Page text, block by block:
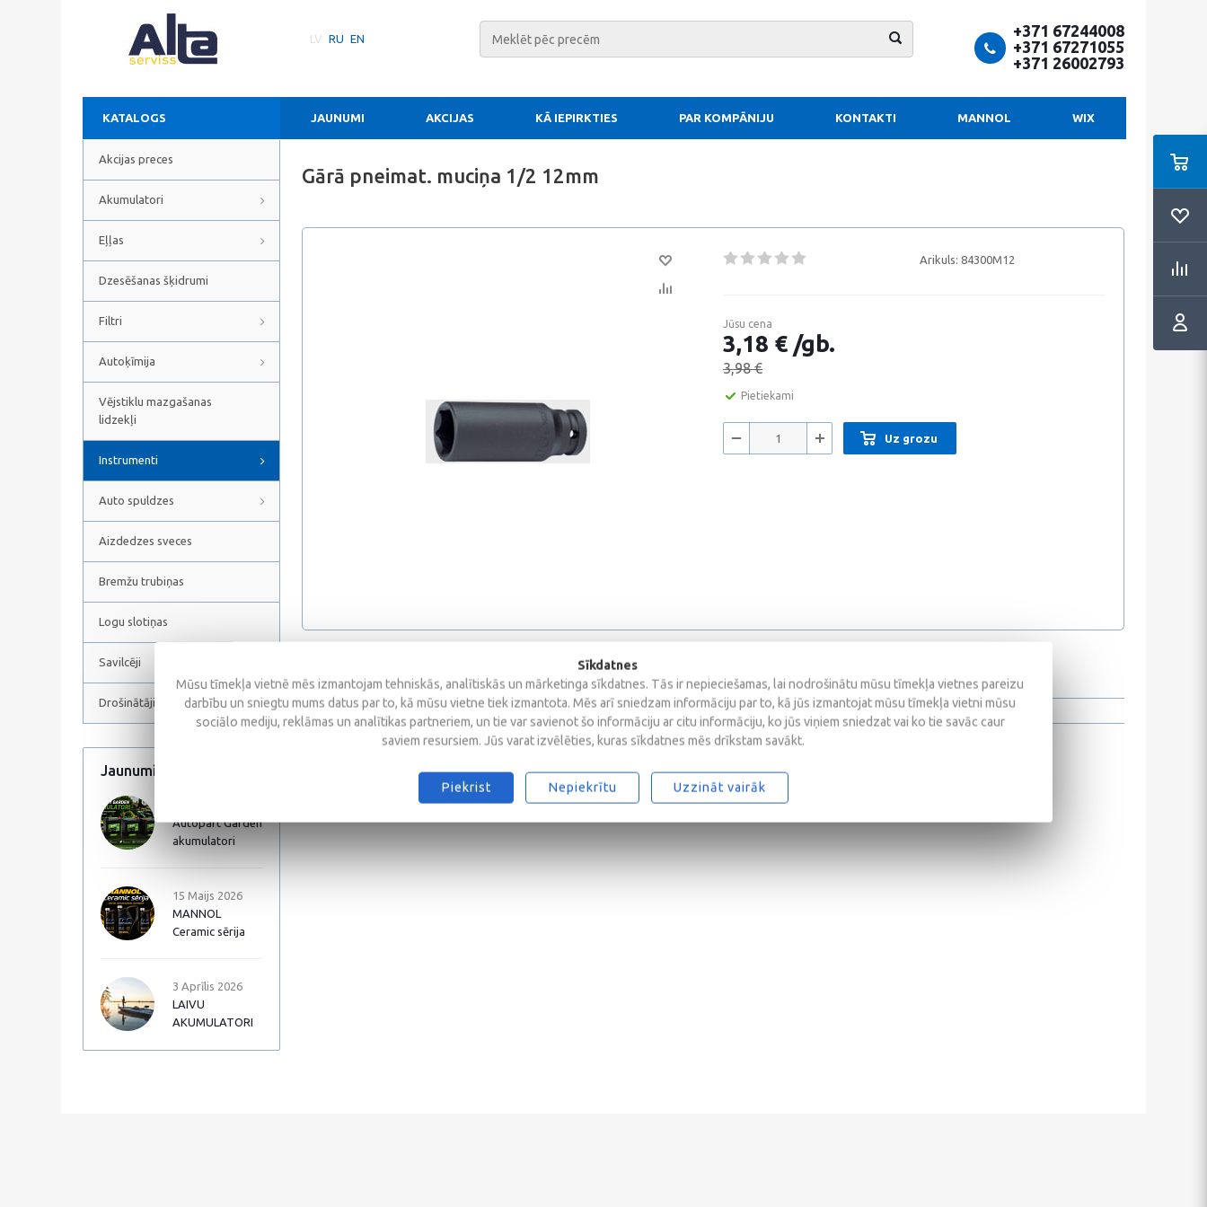
LV RU EN
+371 67244008
+371 67271055
+371 26002793
KATALOGS JAUNUMI AKCIJAS KĀ IEPIRKTIES PAR KOMPĀNIJU KONTAKTI MANNOL WIX
Akcijas preces
Akumulatori
Eļļas
Dzesēšanas šķidrumi
Filtri
Autoķīmija
Vējstiklu mazgašanas
lidzekļi
Instrumenti
Auto spuldzes
Aizdedzes sveces
Bremžu trubiņas
Logu slotiņas
Savilcēji
Drošinātāji
Jaunumi
Autopart Garden
akumulatori
15 Maijs 2026
MANNOL
Ceramic sērija
3 Aprīlis 2026
LAIVU
AKUMULATORI
Gārā pneimat. muciņa 1/2 12mm
Arikuls: 84300M12
Jūsu cena
3,18 € /gb.
3,98 €
Pietiekami
Uz grozu
Atsauksmes
Sīkdatnes
Mūsu tīmekļa vietnē mēs izmantojam tehniskās, analītiskās un mārketinga sīkdatnes. Tās ir nepieciešamas, lai nodrošinātu mūsu tīmekļa vietnes pareizu
darbību un sniegtu mums datus par to, kā mūsu vietne tiek izmantota. Mēs arī sniedzam informāciju par to, kā jūs izmantojat mūsu tīmekļa vietni mūsu
sociālo mediju, reklāmas un analītikas partneriem, un tie var savienot šo informāciju ar citu informāciju, ko jūs viņiem sniedzat vai ko tie savāc caur
saviem resursiem. Jūs varat izvēlēties, kuras sīkdatnes mēs drīkstam savākt.
Piekrist Nepiekrītu Uzzināt vairāk